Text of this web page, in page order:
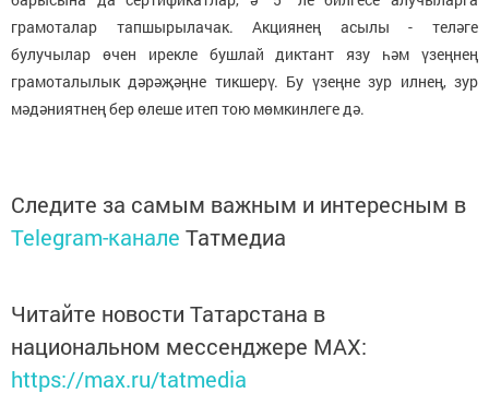
грамоталар тапшырылачак. Акциянең асылы - теләге
булучылар өчен ирекле бушлай диктант язу һәм үзеңнең
грамоталылык дәрәҗәңне тикшерү. Бу үзеңне зур илнең, зур
мәдәниятнең бер өлеше итеп тою мөмкинлеге дә.
Следите за самым важным и интересным в
Telegram-канале Татмедиа
Читайте новости Татарстана в
национальном мессенджере MАХ:
https://max.ru/tatmedia